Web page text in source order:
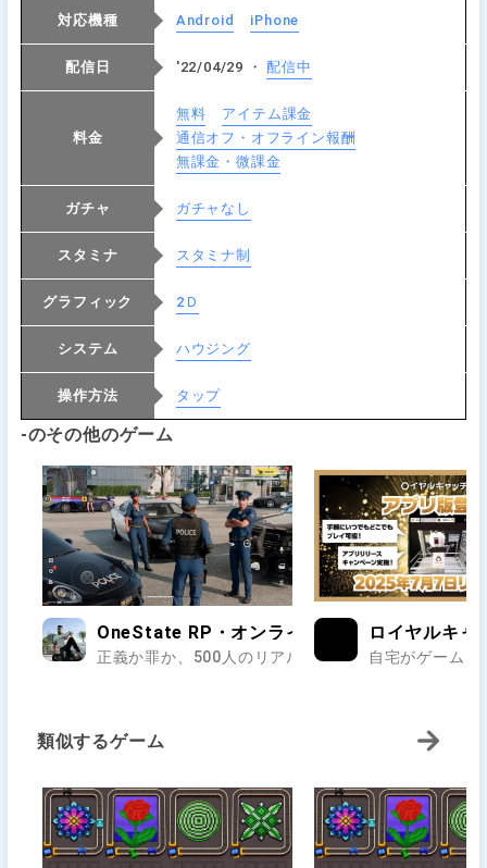
対応機種 Android iPhone
配信日 '22/04/29 ・配信中
料金
無料
アイテム課金
通信オフ・オフライン報酬
無課金・微課金
ガチャ ガチャなし
スタミナ スタミナ制
グラフィック 2Ｄ
システム ハウジング
操作方法 タップ
-のその他のゲーム
OneState RP・オンラインのオープンワールド
正義か罪か、500人のリアルが交差する街で第二の人
ロイヤルキャ
自宅がゲーム
類似するゲーム